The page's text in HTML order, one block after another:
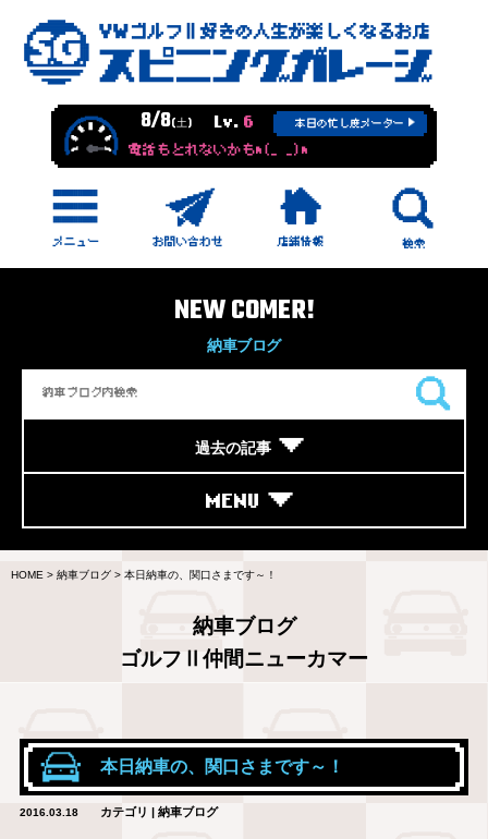
8/8(土) Lv. 6 本日の忙し度メーター
電話もとれないかもm(_ _)m
NEW COMER!
納車ブログ
過去の記事
MENU
HOME > 納車ブログ > 本日納車の、関口さまです～！
納車ブログ
ゴルフⅡ仲間ニューカマー
本日納車の、関口さまです～！
2016.03.18 カテゴリ | 納車ブログ